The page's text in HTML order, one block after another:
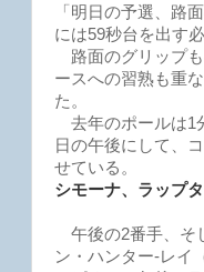
「明日の予選、路
には59秒台を出す
路面のグリップも
ースへの習熟も重
た。
去年のポールは1
日の午後にして、
せている。
シモーナ、ラップ
午後の2番手、そ
ン・ハンター-レイ